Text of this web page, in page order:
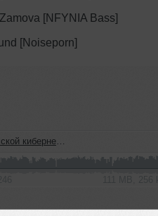
[NFYNIA Bass]
[Noiseporn]
Александром Киреевым (22.07.2026)